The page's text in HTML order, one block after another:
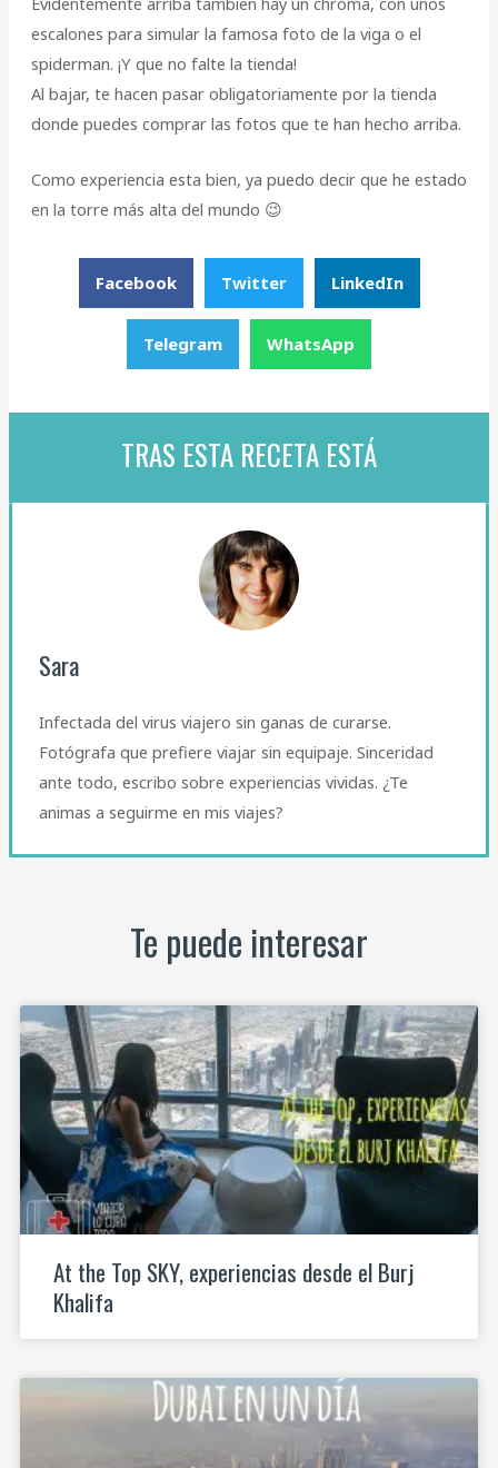
escalones para simular la famosa foto de la viga o el
spiderman. ¡Y que no falte la tienda!
Al bajar, te hacen pasar obligatoriamente por la tienda
donde puedes comprar las fotos que te han hecho arriba.
Como experiencia esta bien, ya puedo decir que he estado
en la torre más alta del mundo 😉
Facebook Twitter LinkedIn
Telegram WhatsApp
TRAS ESTA RECETA ESTÁ
Sara
Infectada del virus viajero sin ganas de curarse.
Fotógrafa que prefiere viajar sin equipaje. Sinceridad
ante todo, escribo sobre experiencias vividas. ¿Te
animas a seguirme en mis viajes?
Te puede interesar
At the Top SKY, experiencias desde el Burj
Khalifa